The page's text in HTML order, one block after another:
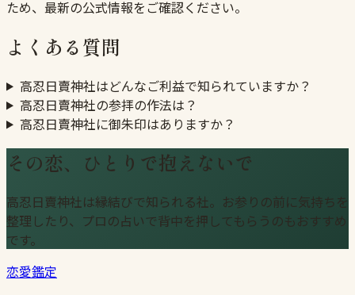
ため、最新の公式情報をご確認ください。
よくある質問
高忍日賣神社はどんなご利益で知られていますか？
高忍日賣神社の参拝の作法は？
高忍日賣神社に御朱印はありますか？
その恋、ひとりで抱えないで
高忍日賣神社は縁結びで知られる社。お参りの前に気持ちを
整理したり、プロの占いで背中を押してもらうのもおすすめ
です。
恋愛鑑定